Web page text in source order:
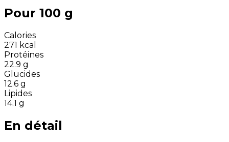
Pour 100 g
Calories
271 kcal
Protéines
22.9 g
Glucides
12.6 g
Lipides
14.1 g
En détail